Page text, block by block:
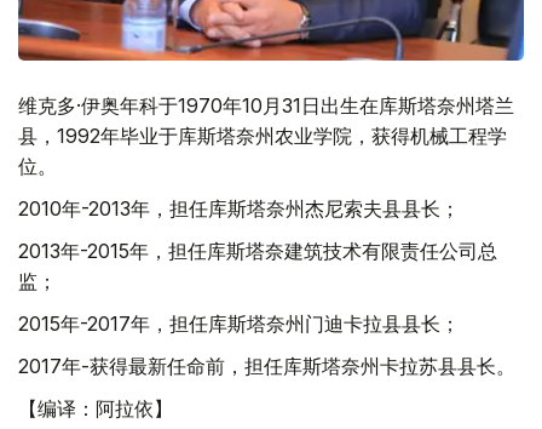
维克多·伊奥年科于1970年10月31日出生在库斯塔奈州塔兰
县，1992年毕业于库斯塔奈州农业学院，获得机械工程学
位。
2010年-2013年，担任库斯塔奈州杰尼索夫县县长；
2013年-2015年，担任库斯塔奈建筑技术有限责任公司总
监；
2015年-2017年，担任库斯塔奈州门迪卡拉县县长；
2017年-获得最新任命前，担任库斯塔奈州卡拉苏县县长。
【编译：阿拉依】